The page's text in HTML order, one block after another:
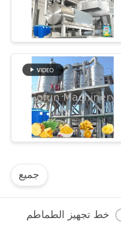
جميع
خط تجهيز الطماطم